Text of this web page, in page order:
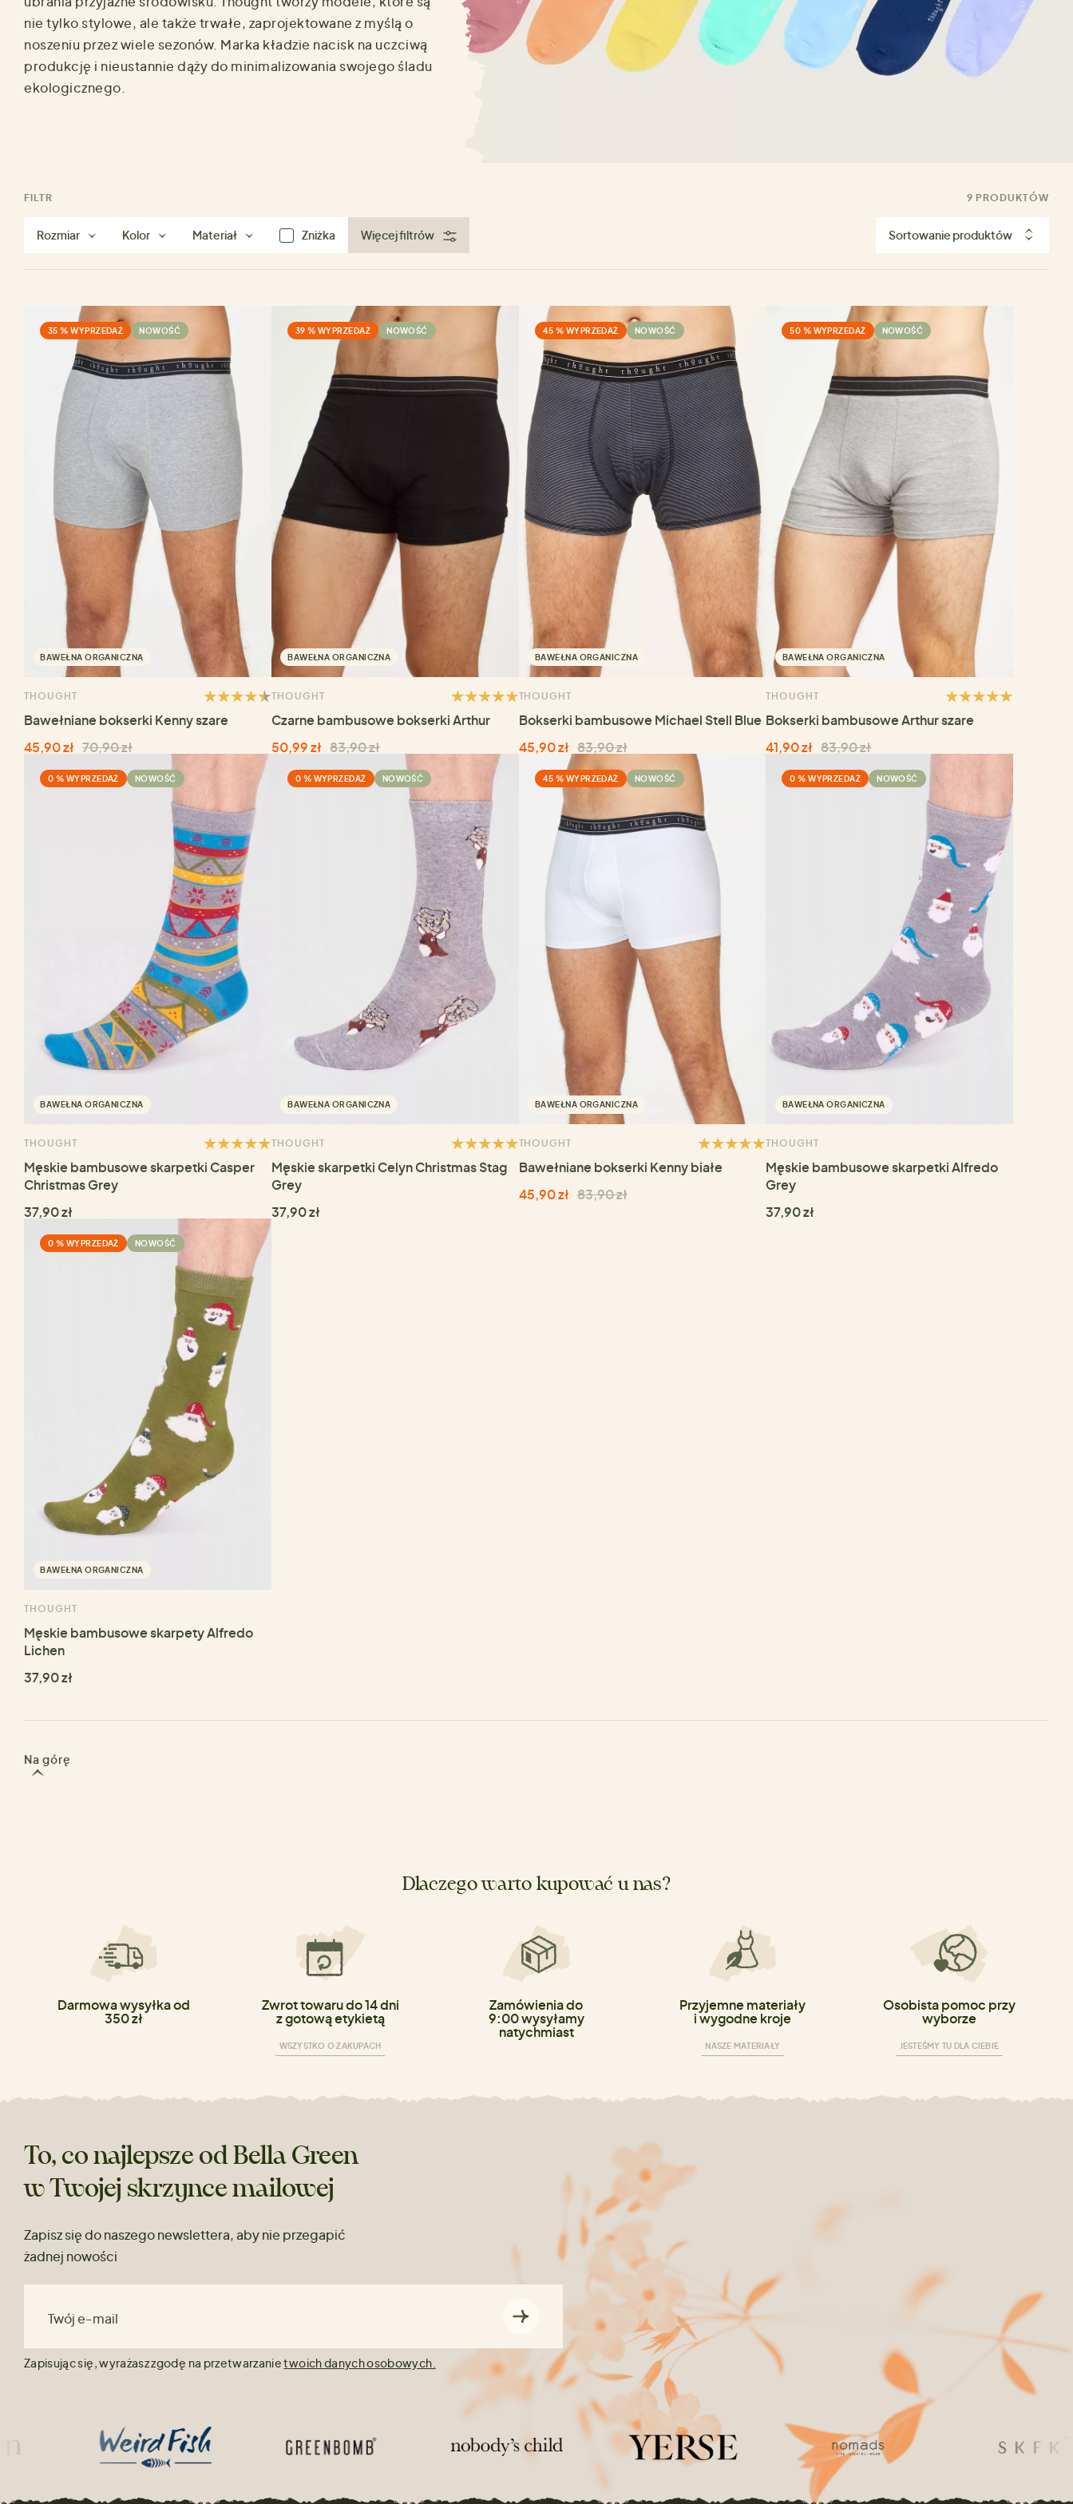
nie tylko stylowe, ale także trwałe, zaprojektowane z myślą o
noszeniu przez wiele sezonów. Marka kładzie nacisk na uczciwą
produkcję i nieustannie dąży do minimalizowania swojego śladu
ekologicznego.
FILTR
Rozmiar Kolor Materiał Zniżka Więcej filtrów
9 PRODUKTÓW
Sortowanie produktów
35 % WYPRZEDAŻ NOWOŚĆ
BAWEŁNA ORGANICZNA
THOUGHT
Bawełniane bokserki Kenny szare
45,90 zł 70,90 zł
39 % WYPRZEDAŻ NOWOŚĆ
BAWEŁNA ORGANICZNA
THOUGHT
Czarne bambusowe bokserki Arthur
50,99 zł 83,90 zł
45 % WYPRZEDAŻ NOWOŚĆ
BAWEŁNA ORGANICZNA
THOUGHT
Bokserki bambusowe Michael Stell Blue
45,90 zł 83,90 zł
50 % WYPRZEDAŻ NOWOŚĆ
BAWEŁNA ORGANICZNA
THOUGHT
Bokserki bambusowe Arthur szare
41,90 zł 83,90 zł
0 % WYPRZEDAŻ NOWOŚĆ
BAWEŁNA ORGANICZNA
THOUGHT
Męskie bambusowe skarpetki Casper
Christmas Grey
37,90 zł
0 % WYPRZEDAŻ NOWOŚĆ
BAWEŁNA ORGANICZNA
THOUGHT
Męskie skarpetki Celyn Christmas Stag
Grey
37,90 zł
45 % WYPRZEDAŻ NOWOŚĆ
BAWEŁNA ORGANICZNA
THOUGHT
Bawełniane bokserki Kenny białe
45,90 zł 83,90 zł
0 % WYPRZEDAŻ NOWOŚĆ
BAWEŁNA ORGANICZNA
THOUGHT
Męskie bambusowe skarpetki Alfredo
Grey
37,90 zł
0 % WYPRZEDAŻ NOWOŚĆ
BAWEŁNA ORGANICZNA
THOUGHT
Męskie bambusowe skarpety Alfredo
Lichen
37,90 zł
Na górę
Dlaczego warto kupować u nas?
Darmowa wysyłka od
350 zł
Zwrot towaru do 14 dni
z gotową etykietą
WSZYSTKO O ZAKUPACH
Zamówienia do
9:00 wysyłamy
natychmiast
Przyjemne materiały
i wygodne kroje
NASZE MATERIAŁY
Osobista pomoc przy
wyborze
JESTEŚMY TU DLA CIEBIE
To, co najlepsze od Bella Green
w Twojej skrzynce mailowej
Zapisz się do naszego newslettera, aby nie przegapić
żadnej nowości
Twój e-mail
Zapisując się, wyrażasz zgodę na przetwarzanietwoich danych osobowych.